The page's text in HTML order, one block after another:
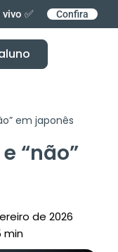
✅ Confira
em japonês
“não”
de 2026
min